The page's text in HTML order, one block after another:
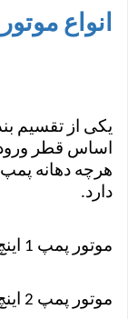
انواع
یکی از تقسیم
اساس قطر
هرچه دهانه
دارد.
موتور پمپ 1 اینچ
موتور پمپ 2 اینچ